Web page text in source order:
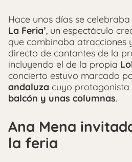
Hace unos días se
La Feria’, un espectáculo
que combinaba atracciones
directo de cantantes de la
incluyendo el de la propia
concierto estuvo marcado
andaluza cuyo protagonista
balcón y unas columnas.
Ana Mena
la feria